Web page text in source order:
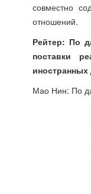
совместно
отношений.
Рейтер: По
поставки
иностранных
Мао Нин: По